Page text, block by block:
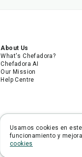
About Us
What's Chefadora?
Chefadora AI
Our Mission
Help Centre
Usamos cookies en
funcionamiento y
cookies